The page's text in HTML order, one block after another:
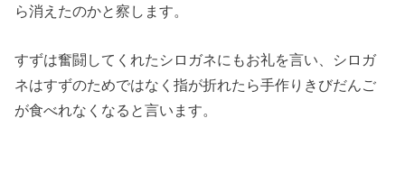
ら消えたのかと察します。
すずは奮闘してくれたシロガネにもお礼を言い、シロガ
ネはすずのためではなく指が折れたら手作りきびだんご
が食べれなくなると言います。